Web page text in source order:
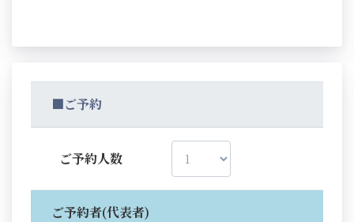
■ご予約
ご予約人数
ご予約者(代表者)